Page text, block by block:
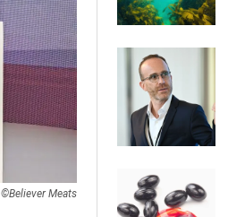
©︎Believer Meats